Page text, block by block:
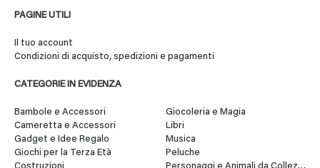
PAGINE UTILI
Il tuo account
Condizioni di acquisto, spedizioni e pagamenti
CATEGORIE IN EVIDENZA
Bambole e Accessori
Cameretta e Accessori
Gadget e Idee Regalo
Giochi per la Terza Età
Costruzioni
Giocoleria e Magia
Libri
Musica
Peluche
Personaggi e Animali da Collezione